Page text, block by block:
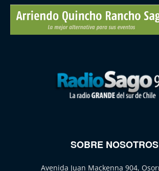
SOBRE NOSOTROS
Avenida Juan Mackenna 904,